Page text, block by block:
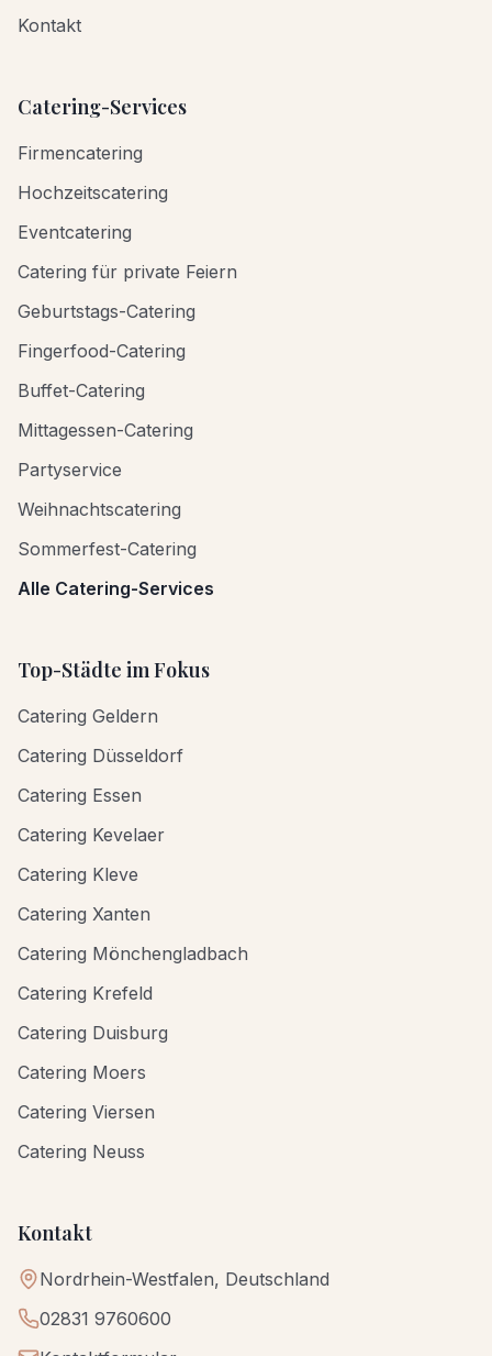
Kontakt
Catering-Services
Firmencatering
Hochzeitscatering
Eventcatering
Catering für private Feiern
Geburtstags-Catering
Fingerfood-Catering
Buffet-Catering
Mittagessen-Catering
Partyservice
Weihnachtscatering
Sommerfest-Catering
Alle Catering-Services
Top-Städte im Fokus
Catering Geldern
Catering Düsseldorf
Catering Essen
Catering Kevelaer
Catering Kleve
Catering Xanten
Catering Mönchengladbach
Catering Krefeld
Catering Duisburg
Catering Moers
Catering Viersen
Catering Neuss
Kontakt
Nordrhein-Westfalen, Deutschland
02831 9760600